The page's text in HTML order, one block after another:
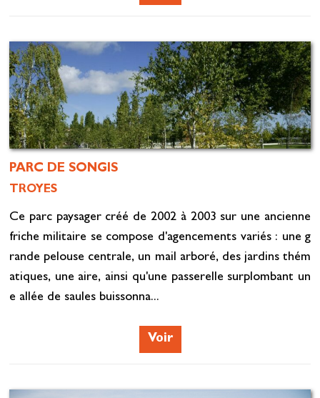
PARC DE SONGIS
TROYES
Ce parc paysager créé de 2002 à 2003 sur une ancienne
friche militaire se compose d'agencements variés : une g
rande pelouse centrale, un mail arboré, des jardins thém
atiques, une aire, ainsi qu'une passerelle surplombant un
e allée de saules buissonna...
Voir